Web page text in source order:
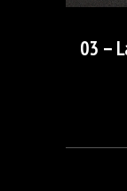
03 –